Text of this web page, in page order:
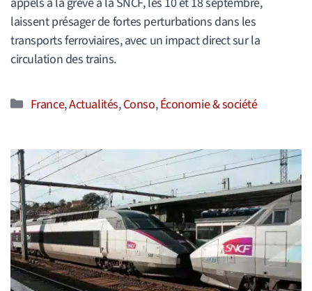
laissent présager de fortes perturbations dans les
transports ferroviaires, avec un impact direct sur la
circulation des trains.
Catégories
France,Actualités,Conso,Économie & société